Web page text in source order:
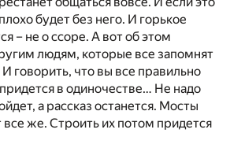
будет без него. И горькое
– не о ссоре. А вот об этом
людям, которые все запомнят
говорить, что вы все правильно
в одиночестве… Не надо
а рассказ останется. Мосты
все же. Строить их потом придется